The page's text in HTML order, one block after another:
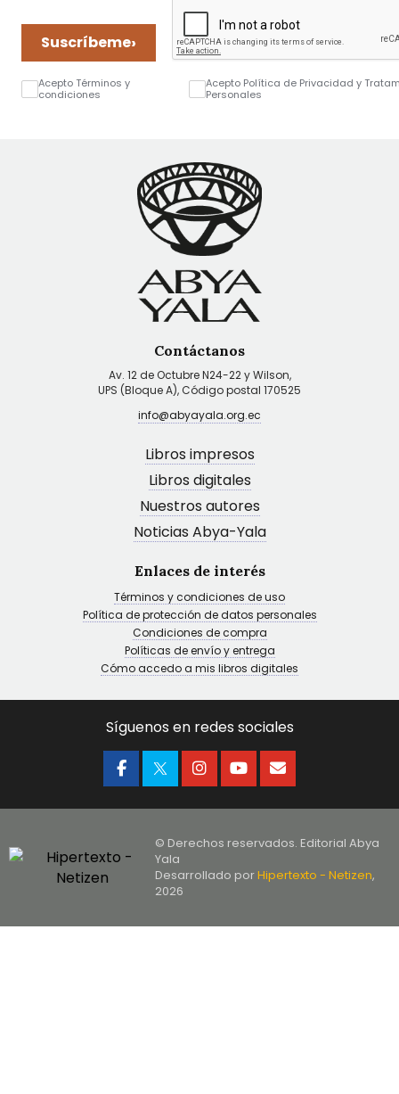
Suscríbeme›
Acepto Términos y
condiciones
Acepto Política de Privacidad y
Personales
Contáctanos
Av. 12 de Octubre N24-22 y Wilson,
UPS (Bloque A), Código postal 170525
info@abyayala.org.ec
Libros impresos
Libros digitales
Nuestros autores
Noticias Abya-Yala
Enlaces de interés
Términos y condiciones de uso
Política de protección de datos personales
Condiciones de compra
Políticas de envío y entrega
Cómo accedo a mis libros digitales
Síguenos en redes sociales
© Derechos reservados. Editorial Abya
Yala
Desarrollado porHipertexto - Netizen,
2026